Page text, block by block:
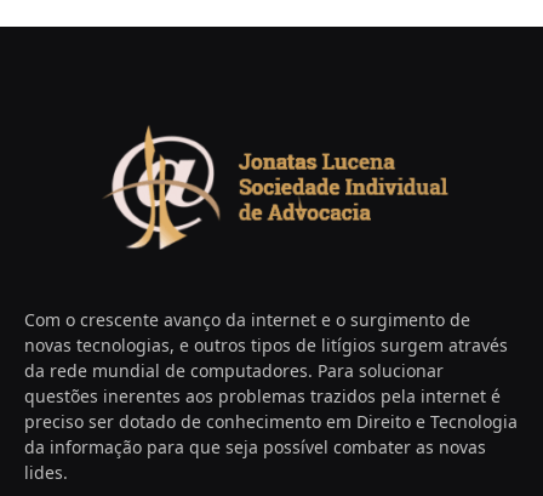
Com o crescente avanço da internet e o surgimento de
novas tecnologias, e outros tipos de litígios surgem através
da rede mundial de computadores. Para solucionar
questões inerentes aos problemas trazidos pela internet é
preciso ser dotado de conhecimento em Direito e Tecnologia
da informação para que seja possível combater as novas
lides.